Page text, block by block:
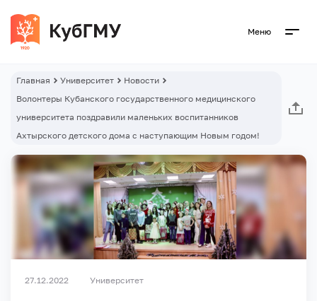
Меню
Главная Университет
Новости
Волонтеры Кубанского государственного медицинского
университета поздравили маленьких воспитанников
Ахтырского детского дома с наступающим Новым годом!
27.12.2022 Университет